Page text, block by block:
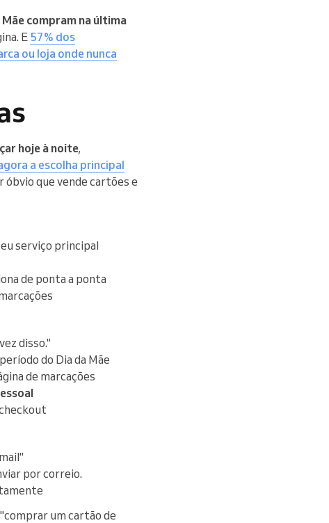
compram na última
E 57% dos
ou loja onde nunca
hoje à noite,
a escolha principal
que vende cartões e
serviço principal
de ponta a ponta
disso."
do Dia da Mãe
de marcações
por correio.
um cartão de